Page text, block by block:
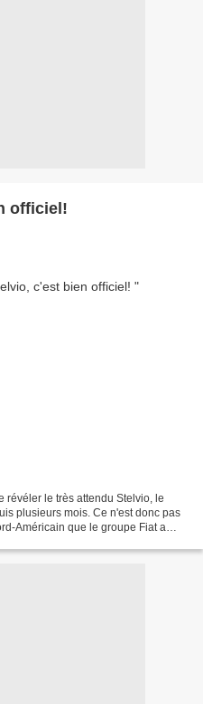
officiel!
révéler le très attendu Stelvio, le
plusieurs mois. Ce n'est donc pas
Américain que le groupe Fiat a